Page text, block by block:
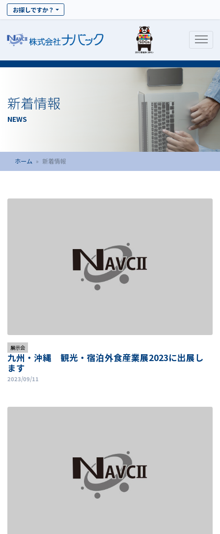
お探しですか？
新着情報
NEWS
ホーム 新着情報
展示会
九州・沖縄 観光・宿泊外食産業展2023に出展し
ます
2023/09/11